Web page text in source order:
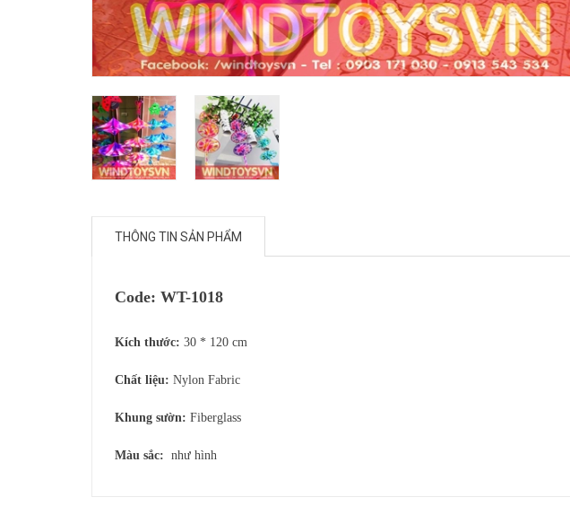
THÔNG TIN SẢN PHẨM
Code: WT-1018
Kích thước: 30 * 120 cm
Chất liệu: Nylon Fabric
Khung sườn: Fiberglass
Màu sắc: như hình